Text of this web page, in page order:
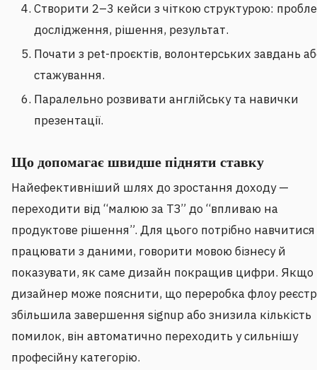
Створити 2–3 кейси з чіткою структурою:
дослідження, рішення, результат.
Почати з pet-проєктів, волонтерських завдань
стажування.
Паралельно розвивати англійську та навички
презентації.
Що допомагає швидше підняти ставку
Найефективніший шлях до зростання доходу —
переходити від “малюю за ТЗ” до “впливаю на
продуктове рішення”. Для цього потрібно навчитися
працювати з даними, говорити мовою бізнесу й
показувати, як саме дизайн покращив цифри. Якщо
дизайнер може пояснити, що переробка флоу
збільшила завершення signup або знизила кількість
помилок, він автоматично переходить у сильнішу
професійну категорію.